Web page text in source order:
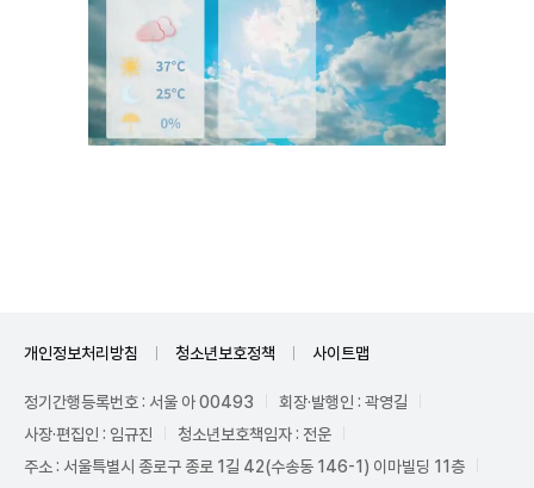
개인정보처리방침 청소년보호정책 사이트맵
정기간행등록번호 : 서울 아 00493
회장·발행인 : 곽영길
사장·편집인 : 임규진
청소년보호책임자 : 전운
주소 : 서울특별시 종로구 종로 1길 42(수송동 146-1) 이마빌딩 11층